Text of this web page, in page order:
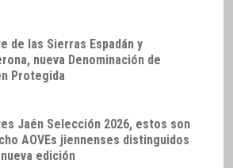
de las Sierras Espadán y
nueva Denominación de
Protegida
Jaén Selección 2026, estos son
AOVEs jiennenses distinguidos
edición